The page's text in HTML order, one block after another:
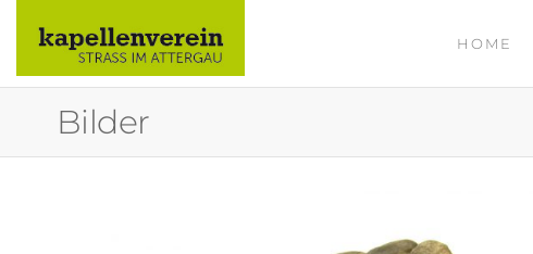
STRASS IM
HOME
Bilder